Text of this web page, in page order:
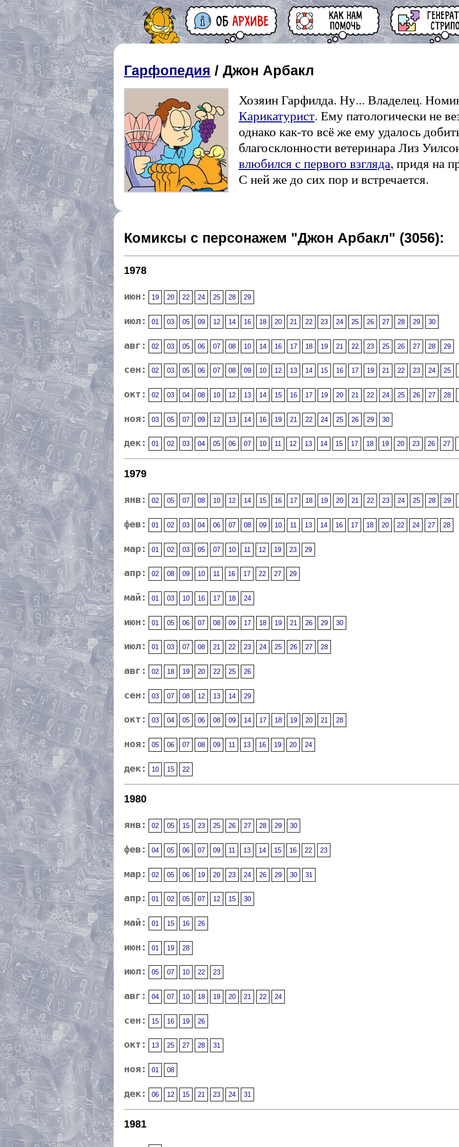
Гарфопедия / Джон Арбакл
Хозяин Гарфилда. Ну... Владелец.
Карикатурист. Ему патологически не
однако как-то всё же ему удалось
благосклонности ветеринара Лиз
влюбился с первого взгляда, придя на
С ней же до сих пор и встречается.
Комиксы с персонажем "Джон Арбакл" (3056):
1978
июн: 19 20 22 24 25 28 29
июл: 01 03 05 09 12 14 16 18 20 21 22 23 24 25 26 27 28 29 30
авг: 02 03 05 06 07 08 10 14 16 17 18 19 21 22 23 25 26 27 28 29
сен: 02 03 05 06 07 08 09 10 12 13 14 15 16 17 19 21 22 23 24 25
окт: 02 03 04 08 10 12 13 14 15 16 17 19 20 21 22 24 25 26 27 28
ноя: 03 05 07 09 12 13 14 16 19 21 22 24 25 26 29 30
дек: 01 02 03 04 05 06 07 10 11 12 13 14 15 17 18 19 20 23 26 27
1979
янв: 02 05 07 08 10 12 14 15 16 17 18 19 20 21 22 23 24 25 28 29
фев: 01 02 03 04 06 07 08 09 10 11 13 14 16 17 18 20 22 24 27 28
мар: 01 02 03 05 07 10 11 12 19 23 29
апр: 02 08 09 10 11 16 17 22 27 29
май: 01 03 10 16 17 18 24
июн: 01 05 06 07 08 09 17 18 19 21 26 29 30
июл: 01 03 07 08 21 22 23 24 25 26 27 28
авг: 02 18 19 20 22 25 26
сен: 03 07 08 12 13 14 29
окт: 03 04 05 06 08 09 14 17 18 19 20 21 28
ноя: 05 06 07 08 09 11 13 16 19 20 24
дек: 10 15 22
1980
янв: 02 05 15 23 25 26 27 28 29 30
фев: 04 05 06 07 09 11 13 14 15 16 22 23
мар: 02 05 06 19 20 23 24 26 29 30 31
апр: 01 02 05 07 12 15 30
май: 01 15 16 26
июн: 01 19 28
июл: 05 07 10 22 23
авг: 04 07 10 18 19 20 21 22 24
сен: 15 16 19 26
окт: 13 25 27 28 31
ноя: 01 08
дек: 06 12 15 21 23 24 31
1981